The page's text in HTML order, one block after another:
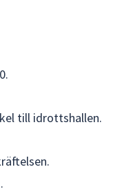
till idrottshallen.